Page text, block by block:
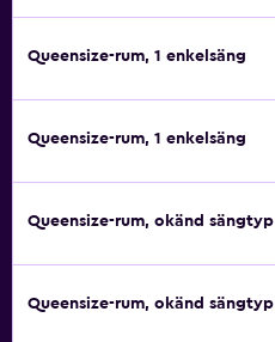
Queensize-rum, 1 enkelsäng
Queensize-rum, 1 enkelsäng
Queensize-rum, okänd sängtyp
Queensize-rum, okänd sängtyp